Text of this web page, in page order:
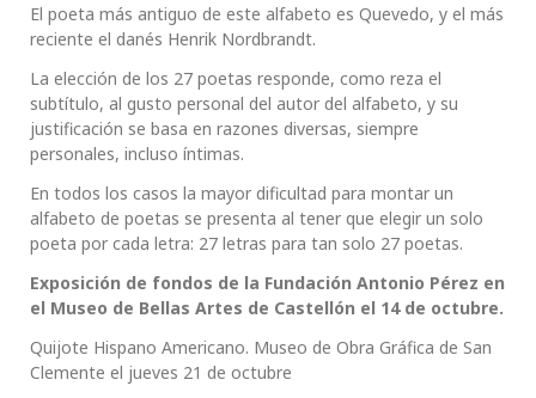
El poeta más antiguo de este alfabeto es Quevedo, y el más
reciente el danés Henrik Nordbrandt.
La elección de los 27 poetas responde, como reza el
subtítulo, al gusto personal del autor del alfabeto, y su
justificación se basa en razones diversas, siempre
personales, incluso íntimas.
En todos los casos la mayor dificultad para montar un
alfabeto de poetas se presenta al tener que elegir un solo
poeta por cada letra: 27 letras para tan solo 27 poetas.
Exposición de fondos de la Fundación Antonio Pérez en
el Museo de Bellas Artes de Castellón el 14 de octubre.
Quijote Hispano Americano. Museo de Obra Gráfica de San
Clemente el jueves 21 de octubre